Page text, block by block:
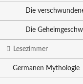
Die
Die
Lesezimmer
Germanen Mythologie